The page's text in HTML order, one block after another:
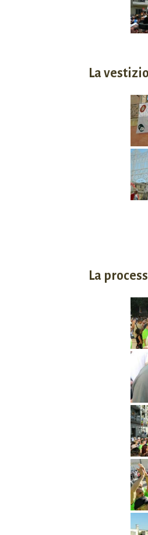
La
La